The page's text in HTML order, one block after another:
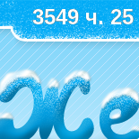
3549 ч.